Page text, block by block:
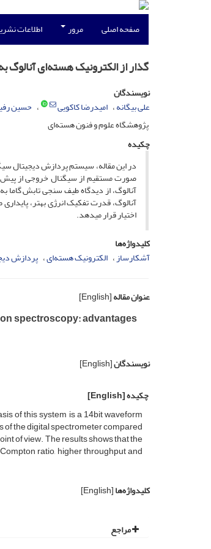
صفحه اصلی مرور اطلاعات
گذار از الکترونیک هسته‌ای
نویسندگان
علی بیگانه امیدرضا کاکویی حسین
پژوهشگاه علوم و فنون هسته‌ای
چکیده
صورت مستقیم از سیگنال خروجی از پیش­
آنالوگ، از دیدگاه طیف­ سنجی تابش
آنالوگ، قدرت تفکیک انرژی بهتر،
اختیار قرار می­دهد.
کلیدواژه‌ها
آشکارساز الکترونیک هسته‌ای پردازش
عنوان مقاله[English]
spectroscopy: advantages
نویسندگان[English]
چکیده[English]
of this system is a 14bit waveform
the digital spectrometer compared
of view. The results shows that the
ratio, higher throughput and
کلیدواژه‌ها[English]
مراجع